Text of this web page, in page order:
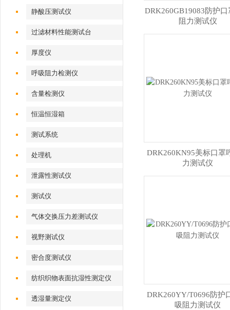
静酸压测试仪
过滤材料性能测试台
厚度仪
呼吸阻力检测仪
含量检测仪
恒温恒湿箱
测试系统
处理机
泄露性测试仪
测试仪
气体交换压力差测试仪
视野测试仪
密合度测试仪
纺织织物表面抗湿性测定仪
透湿量测定仪
DRK260GB19083防护口
阻力测试仪
DRK260KN95美标口罩
力测试仪
DRK260YY/T0696防护
吸阻力测试仪